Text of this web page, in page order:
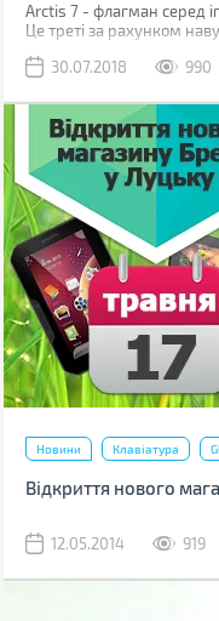
Arctis 7 - флагман серед
Це треті за рахунком
5.
30.07.2018 990
Новини Клавіатура
Відкриття нового
12.05.2014 919